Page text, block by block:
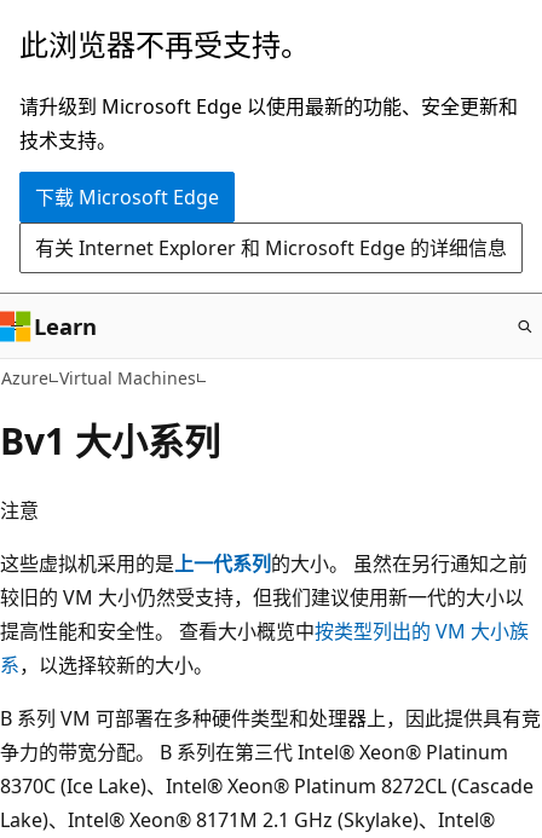
跳
主
要
内
此浏览器不再受支持。
请升级到 Microsoft Edge 以使用最新的功能、安全更新和
技术支持。
下载 Microsoft Edge
有关 Internet Explorer 和 Microsoft Edge 的详细信息
Learn
Azure Virtual Machines
Bv1 大小系列
注意
这些虚拟机采用的是上一代系列的大小。 虽然在另行通知之前
较旧的 VM 大小仍然受支持，但我们建议使用新一代的大小以
提高性能和安全性。 查看大小概览中按类型列出的 VM 大小族
系，以选择较新的大小。
B 系列 VM 可部署在多种硬件类型和处理器上，因此提供具有竞
争力的带宽分配。 B 系列在第三代 Intel® Xeon® Platinum
8370C (Ice Lake)、Intel® Xeon® Platinum 8272CL (Cascade
Lake)、Intel® Xeon® 8171M 2.1 GHz (Skylake)、Intel®